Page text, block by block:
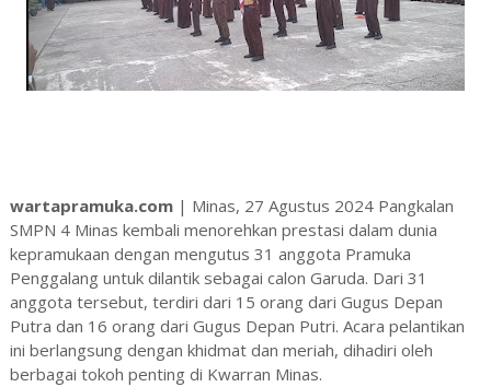
wartapramuka.com| Minas, 27 Agustus 2024 Pangkalan
SMPN 4 Minas kembali menorehkan prestasi dalam dunia
kepramukaan dengan mengutus 31 anggota Pramuka
Penggalang untuk dilantik sebagai calon Garuda. Dari 31
anggota tersebut, terdiri dari 15 orang dari Gugus Depan
Putra dan 16 orang dari Gugus Depan Putri. Acara pelantikan
ini berlangsung dengan khidmat dan meriah, dihadiri oleh
berbagai tokoh penting di Kwarran Minas.